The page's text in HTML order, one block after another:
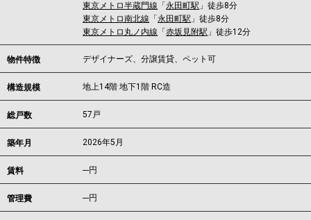
東京メトロ半蔵門線 「永田町駅 」徒歩8分
東京メトロ南北線 「永田町駅 」徒歩8分
東京メトロ丸ノ内線 「赤坂見附駅 」徒歩12分
物件特徴 デザイナーズ、分譲賃貸、ペット可
構造規模 地上14階 地下1階 RC造
総戸数 57戸
築年月 2026年5月
賃料 ---円
管理費 ---円